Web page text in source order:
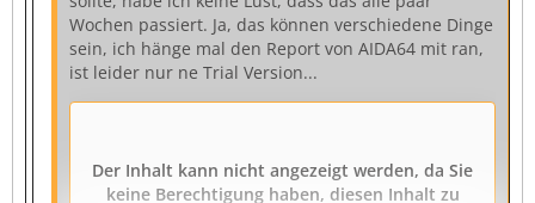
Wochen passiert. Ja, das können verschiedene Dinge
sein, ich hänge mal den Report von AIDA64 mit ran,
ist leider nur ne Trial Version...
Der Inhalt kann nicht angezeigt werden, da Sie
keine Berechtigung haben, diesen Inhalt zu